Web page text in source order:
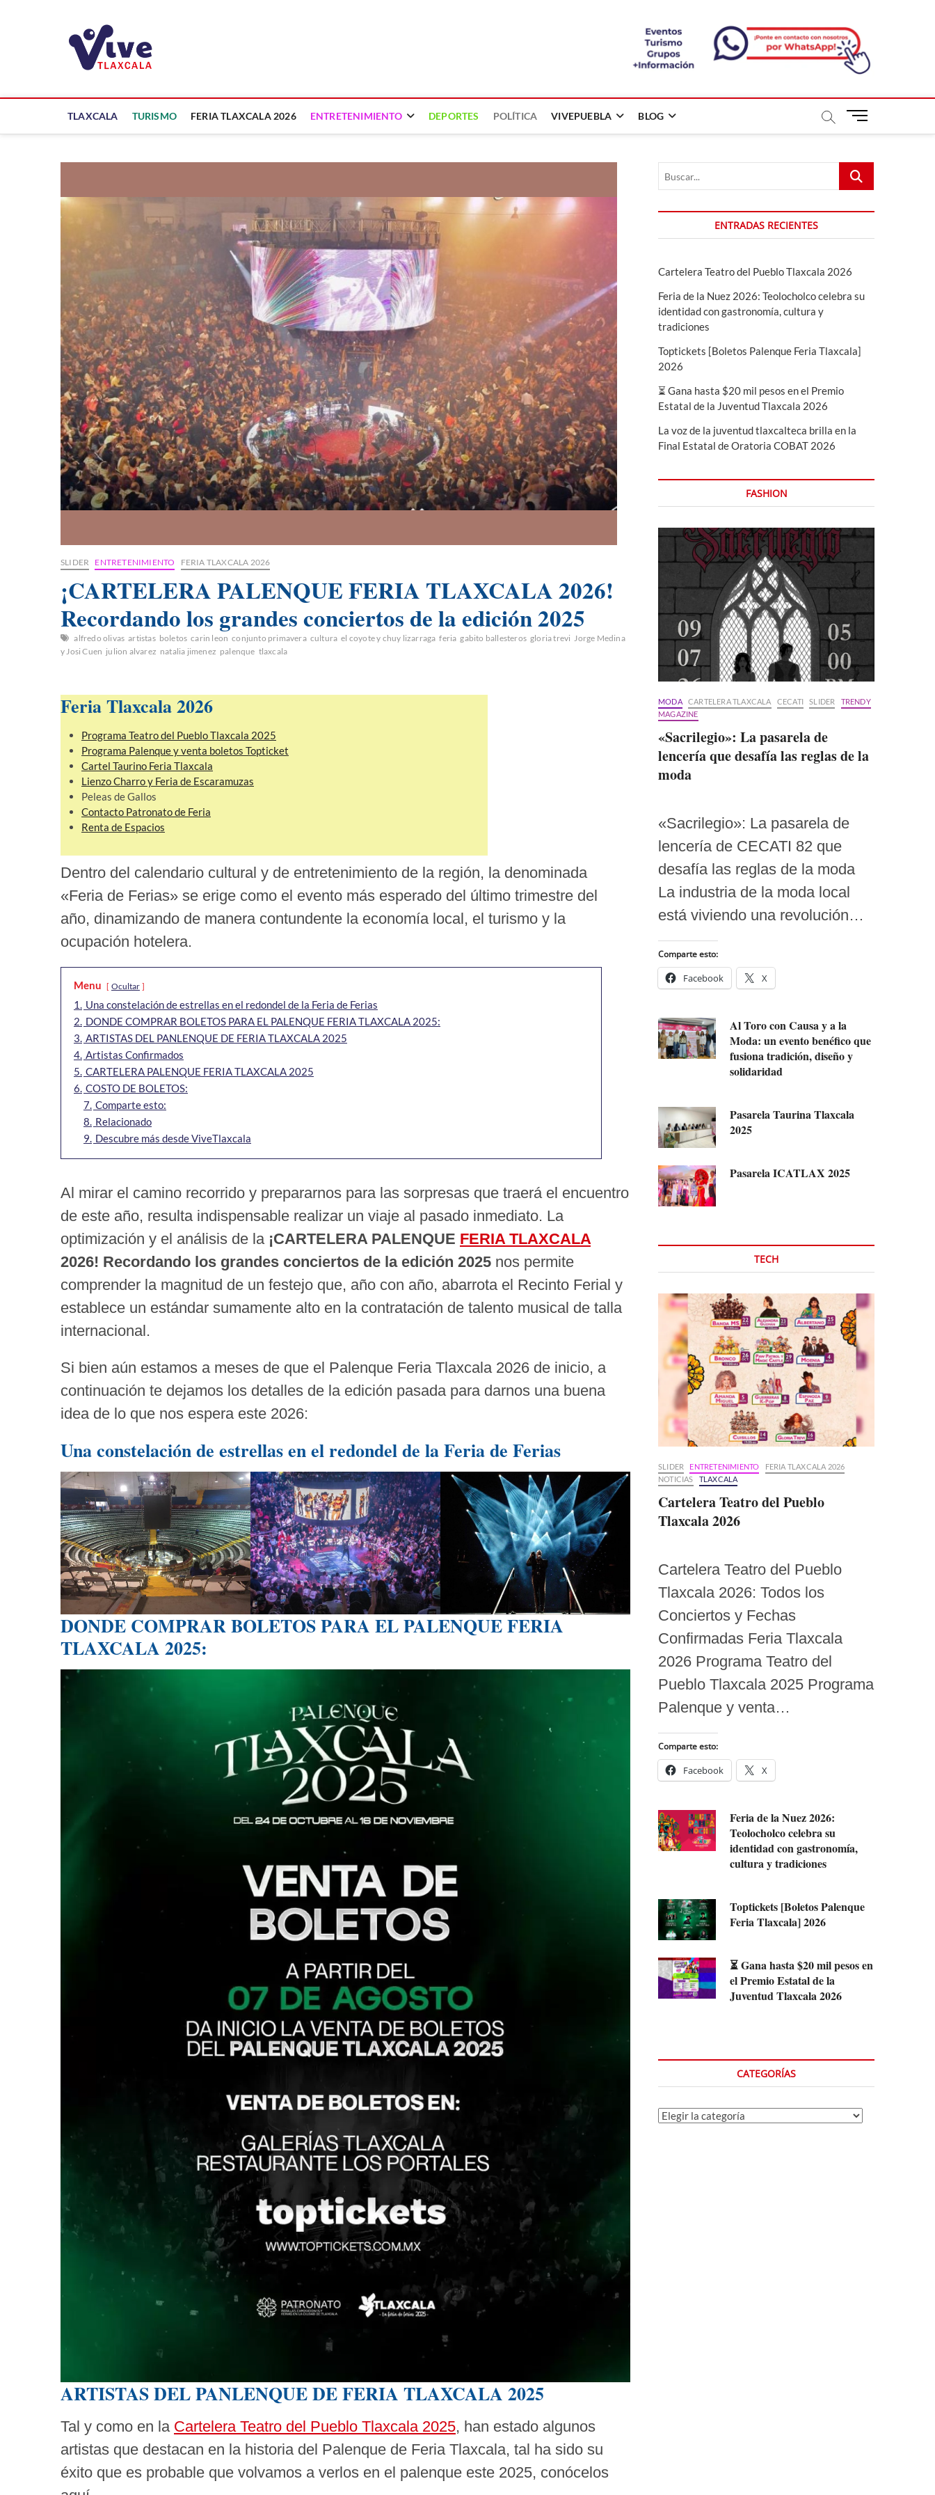
TLAXCALA TURISMO FERIA TLAXCALA 2026 ENTRETENIMIENTO DEPORTES POLÍTICA VIVEPUEBLA BLOG
B
ó
n
d
e
SLIDER ENTRETENIMIENTO FERIA TLAXCALA 2026
¡CARTELERA PALENQUE FERIA TLAXCALA 2026!
Recordando los grandes conciertos de la edición 2025
alfredo olivas artistas boletos carin leon conjunto primavera cultura el coyote y chuy lizarraga feria gabito ballesteros gloria trevi Jorge Medina
y Josi Cuen julion alvarez natalia jimenez palenque tlaxcala
Feria Tlaxcala 2026
Programa Teatro del Pueblo Tlaxcala 2025
Programa Palenque y venta boletos Topticket
Cartel Taurino Feria Tlaxcala
Lienzo Charro y Feria de Escaramuzas
Peleas de Gallos
Contacto Patronato de Feria
Renta de Espacios
Dentro del calendario cultural y de entretenimiento de la región, la denominada
«Feria de Ferias» se erige como el evento más esperado del último trimestre del
año, dinamizando de manera contundente la economía local, el turismo y la
ocupación hotelera.
Menu Ocultar
1. Una constelación de estrellas en el redondel de la Feria de Ferias
2. DONDE COMPRAR BOLETOS PARA EL PALENQUE FERIA TLAXCALA 2025:
3. ARTISTAS DEL PANLENQUE DE FERIA TLAXCALA 2025
4. Artistas Confirmados
5. CARTELERA PALENQUE FERIA TLAXCALA 2025
6. COSTO DE BOLETOS:
7. Comparte esto:
8. Relacionado
9. Descubre más desde ViveTlaxcala
Al mirar el camino recorrido y prepararnos para las sorpresas que traerá el encuentro
de este año, resulta indispensable realizar un viaje al pasado inmediato. La
optimización y el análisis de la ¡CARTELERA PALENQUE FERIA TLAXCALA
2026! Recordando los grandes conciertos de la edición 2025 nos permite
comprender la magnitud de un festejo que, año con año, abarrota el Recinto Ferial y
establece un estándar sumamente alto en la contratación de talento musical de talla
internacional.
Si bien aún estamos a meses de que el Palenque Feria Tlaxcala 2026 de inicio, a
continuación te dejamos los detalles de la edición pasada para darnos una buena
idea de lo que nos espera este 2026:
Una constelación de estrellas en el redondel de la Feria de Ferias
DONDE COMPRAR BOLETOS PARA EL PALENQUE FERIA
TLAXCALA 2025:
ARTISTAS DEL PANLENQUE DE FERIA TLAXCALA 2025
Tal y como en la Cartelera Teatro del Pueblo Tlaxcala 2025, han estado algunos
artistas que destacan en la historia del Palenque de Feria Tlaxcala, tal ha sido su
éxito que es probable que volvamos a verlos en el palenque este 2025, conócelos
Buscar...
ENTRADAS RECIENTES
Cartelera Teatro del Pueblo Tlaxcala 2026
Feria de la Nuez 2026: Teolocholco celebra su
identidad con gastronomía, cultura y
tradiciones
Toptickets [Boletos Palenque Feria Tlaxcala]
2026
⏳ Gana hasta $20 mil pesos en el Premio
Estatal de la Juventud Tlaxcala 2026
La voz de la juventud tlaxcalteca brilla en la
Final Estatal de Oratoria COBAT 2026
FASHION
MODA CARTELERA TLAXCALA CECATI SLIDER
TRENDY
MAGAZINE
«Sacrilegio»: La pasarela de
lencería que desafía las reglas de la
moda
«Sacrilegio»: La pasarela de
lencería de CECATI 82 que
desafía las reglas de la moda
La industria de la moda local
está viviendo una revolución…
Comparte esto:
Facebook X
Al Toro con Causa y a la
Moda: un evento benéfico que
fusiona tradición, diseño y
solidaridad
Pasarela Taurina Tlaxcala
2025
Pasarela ICATLAX 2025
TECH
SLIDER ENTRETENIMIENTO
FERIA TLAXCALA 2026
NOTICIAS
TLAXCALA
Cartelera Teatro del Pueblo
Tlaxcala 2026
Cartelera Teatro del Pueblo
Tlaxcala 2026: Todos los
Conciertos y Fechas
Confirmadas Feria Tlaxcala
2026 Programa Teatro del
Pueblo Tlaxcala 2025 Programa
Palenque y venta…
Comparte esto:
Facebook X
Feria de la Nuez 2026:
Teolocholco celebra su
identidad con gastronomía,
cultura y tradiciones
Toptickets [Boletos Palenque
Feria Tlaxcala] 2026
⏳ Gana hasta $20 mil pesos en
el Premio Estatal de la
Juventud Tlaxcala 2026
CATEGORÍAS
Categorías